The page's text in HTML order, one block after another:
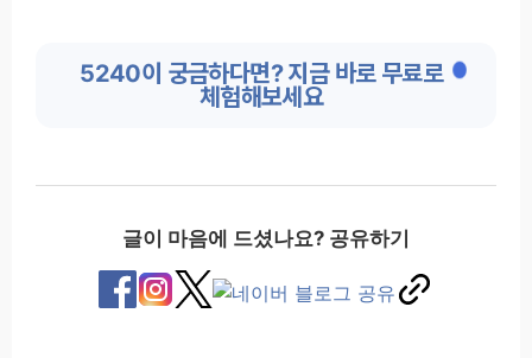
5240이 궁금하다면? 지금 바로 무료로
체험해보세요
글이 마음에 드셨나요? 공유하기